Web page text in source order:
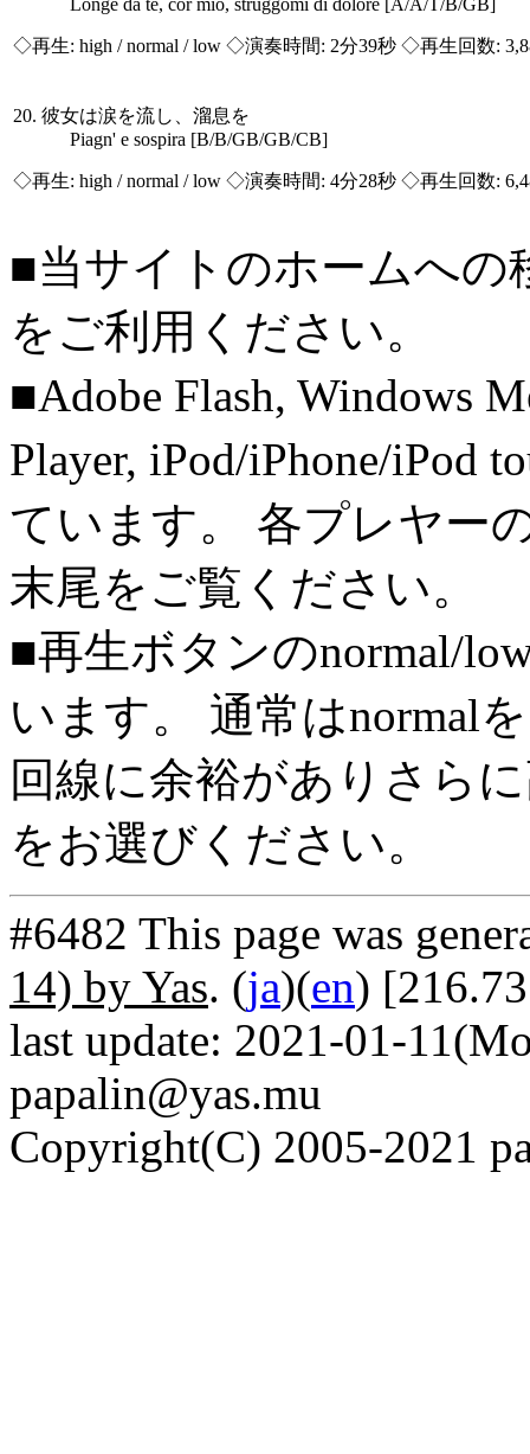
Longe da te, cor mio, struggomi di dolore [A/A/T/B/GB]
◇再生: high / normal / low ◇演奏時間: 2分39秒 ◇再生回数:
20. 彼女は涙を流し、溜息を
Piagn' e sospira [B/B/GB/GB/CB]
◇再生: high / normal / low ◇演奏時間: 4分28秒 ◇再生回数:
■当サイトのホームへの
をご利用ください。
■Adobe Flash, Windows
Player, iPod/iPhone/iPod
ています。 各プレヤー
末尾をご覧ください。
■再生ボタンのnormal/
います。 通常はnormal
回線に余裕がありさら
をお選びください。
#6482 This page was
14) by Yas. (ja)(en)
last update: 2021-01-
papalin@yas.mu
Copyright(C) 2005-2021